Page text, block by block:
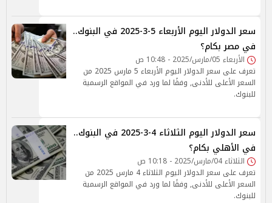
سعر الدولار اليوم الأربعاء 5-3-2025 في البنوك..
في مصر بكام؟
الأربعاء 05/مارس/2025 - 10:48 ص
تعرف على سعر الدولار اليوم الأربعاء 5 مارس 2025 من
السعر الأعلى للأدنى, وفقًا لما ورد في المواقع الرسمية
للبنوك.
سعر الدولار اليوم الثلاثاء 4-3-2025 في البنوك..
في الأهلي بكام؟
الثلاثاء 04/مارس/2025 - 10:18 ص
تعرف على سعر الدولار اليوم الثلاثاء 4 مارس 2025 من
السعر الأعلى للأدنى, وفقًا لما ورد في المواقع الرسمية
للبنوك.